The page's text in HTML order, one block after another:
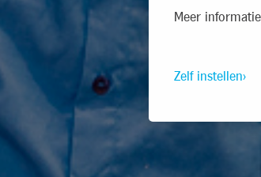
Meer
Zelf instellen